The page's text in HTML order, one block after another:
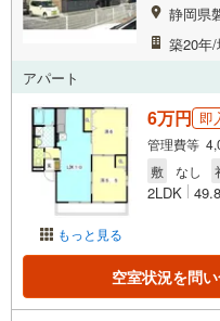
静岡県
築20年
アパート
もっと見る
6万円 即
管理費等
敷
なし
2LDK
空室状況を問